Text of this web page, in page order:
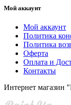
Мой аккаунт
Мой аккаунт
Политика
Политика
Оферта
Оплата и
Контакты
Интернет магазин